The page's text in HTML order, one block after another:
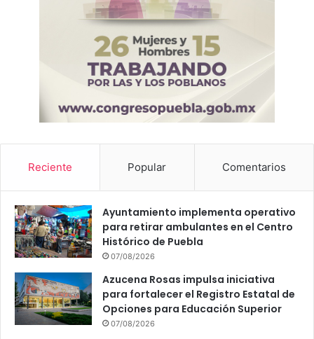
Reciente Popular Comentarios
Ayuntamiento implementa operativo
para retirar ambulantes en el Centro
Histórico de Puebla
07/08/2026
Azucena Rosas impulsa iniciativa
para fortalecer el Registro Estatal de
Opciones para Educación Superior
07/08/2026